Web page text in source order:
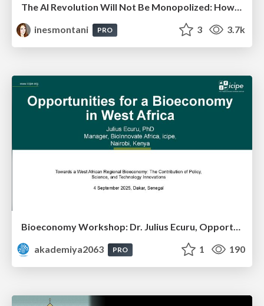
The AI Revolution Will Not Be Monopolized: How open-source beats economies of scale, even for LLMs
inesmontani
PRO 3 3.7k
Bioeconomy Workshop: Dr. Julius Ecuru, Opportunities for a Bioeconomy in West Africa
akademiya2063
PRO 1 190